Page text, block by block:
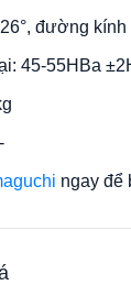
đường kính
45-55HBa
ngay để